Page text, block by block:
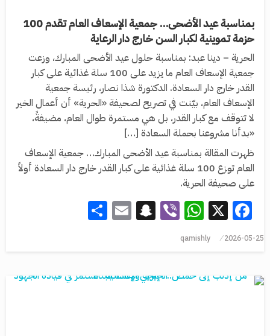
بمناسبة عيد الأضحى… جمعية الإسعاف العام تقدم 100
حزمة تموينية لكبار السن خارج دار الرعاية
الحرية – دينا عبد: بمناسبة حلول عيد الأضحى المبارك، وزعت
جمعية الإسعاف العام ما يزيد على 100 سلة غذائية على كبار
القدر خارج دار السعادة. الدكتورة شذا نصار، رئيسة جمعية
الإسعاف العام، بيّنت في تصريح لصحيفة «الحرية» أن أعمال الخير
لا تتوقف مع كبار القدر، بل هي مستمرة طوال العام، مضيفةً،
«بدأنا مشروعنا بحملة السعادة […]
ظهرت المقالة بمناسبة عيد الأضحى المبارك… جمعية الإسعاف
العام توزع 100 سلة غذائية على كبار القدر خارج دار السعادة أولاً
على صحيفة الحرية.
Facebook
X
WhatsApp
Viber
Snapchat
Email
2026-05-25
qamishly